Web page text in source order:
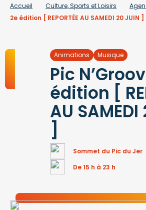
Accueil Culture, Sports et Loisirs
2e édition [ REPORTÉE AU SAMEDI 20 JUIN ]
Animations Musique
Pic
édition [
AU SAMEDI
]
Sommet du Pic du Jer
De 15 h à 23 h